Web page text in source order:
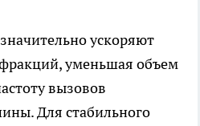
ускоряют
уменьшая объем
вызовов
Для стабильного